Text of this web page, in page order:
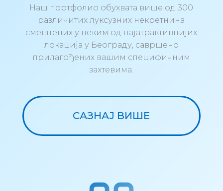
Наш портфолио обухвата више од 300
различитих луксузних некретнина
смештених у неким од најатрактивнијих
локација у Београду, савршено
прилагођених вашим специфичним
захтевима.
САЗНАЈ ВИШЕ